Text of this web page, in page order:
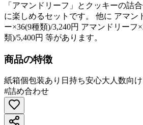
「アマンドリーフ」とクッキーの詰
に楽しめるセットです。 他に アマン
ー×36(9種類)/3,240円 アマンドリーフ
類)/5,400円 等があります。
商品の特徴
紙箱個包装あり 日持ち安心大人数向け
#詰め合わせ